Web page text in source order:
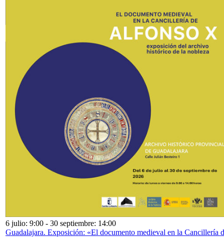
6 julio: 9:00 - 30 septiembre: 14:00
Guadalajara. Exposición: «El documento medieval en la Cancillería